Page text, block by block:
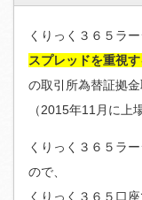
動
くりっく３６５ラ
スプレッドを重視
の取引所為替証拠金
（2015年11月に上場
くりっく３６５ラ
ので、
くりっく３６５口